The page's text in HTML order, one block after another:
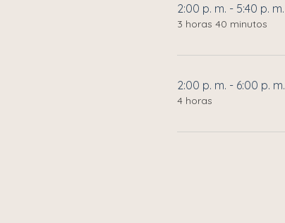
2:00 p. m. - 5:40 p. m.
3 horas 40 minutos
2:00 p. m. - 6:00 p. m.
4 horas